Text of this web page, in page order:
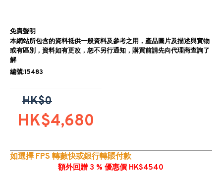
免責聲明
本網站所包含的資料祗供一般資料及參考之用，產品圖片及描述與實物
或有區別，資料如有更改，恕不另行通知，購買前請先向代理商查詢了
解
編號:15483
HK$4,680
HK$0
如選擇 FPS 轉數快或銀行轉賬付款
額外回贈 3 % 優惠價 HK$4540